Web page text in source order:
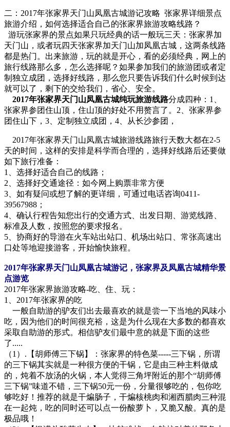
二：2017年张家界天门山凤凰古城游记攻略 张家界详细景点
旅游介绍，如何选择适合自己的张家界旅游攻略线路？
游玩张家界的景点如果只玩经典的话一般玩三天：张家界加
天门山，或者玩四天张家界加天门山加凤凰古城，这两条线路
都是热门。出来旅游，玩的就是开心，看的必须经典，网上的
旅行线路那么多，怎么选择呢？如果参加我们的旅游团或者定
制独立成团，选择好线路，那么您只要告诉我们什么时候到达
就可以了，剩下的交给我们，省心、安全。
2017年张家界天门山凤凰古城纯玩旅游线路分成四种：1、
张家界参团住山顶，住山顶的好处不用赘言了。2、张家界参
团住山下，3、定制独立成团，4、从长沙参团，
2017年张家界天门山凤凰古城旅游线路旅行天数大都在2-5
天的时间，这样的安排是科学而合理的，选择好线路后还要做
如下旅行准备：
1、选择好适合自己的线路；
2、选择好交通途径：如今网上购票非常方便
3、如有疑问或想了解的更详细，可通过电话咨询0411-
39567988；
4、确认行程告知您出行的交通方式、出发日期、游览线路、
标准及人数，按照您的要求报名。
5、协商好的导游在火车站出站口、机场出站口、常张高速出
口处等地迎接游客，开始愉快旅程。
2017年张家界天门山凤凰古城游记，张家界及凤凰古城精华景
点游览
2017年张家界旅游攻略-吃、住、玩：
1、2017年张家界的吃
一般自助游的驴友们出去最喜欢的就是尝一下当地的风味小
吃，因为他们的时间很充裕，这是为什么现在大多数的都喜欢
采取自助游的形式。相信驴友们最中意的就是下面的这些
了.....
（1）.【胡师傅三下锅】：张家界的特色菜-----三下锅，所谓
的三下锅其实就是一种很方便的干锅，它是由三种主料做成
的，炖着不放汤的火锅，本人觉得三角坪附近的那个“胡师傅
三下锅”味道不错，三下锅50元一份，分量很够吃的，包你吃
够吃好！推荐的就是干煸肠子，干煸核桃肉和湘西腊肉三种混
在一起炖，吃的同时还可以点一份酸萝卜，又脆又酸。真的是
极品哦！